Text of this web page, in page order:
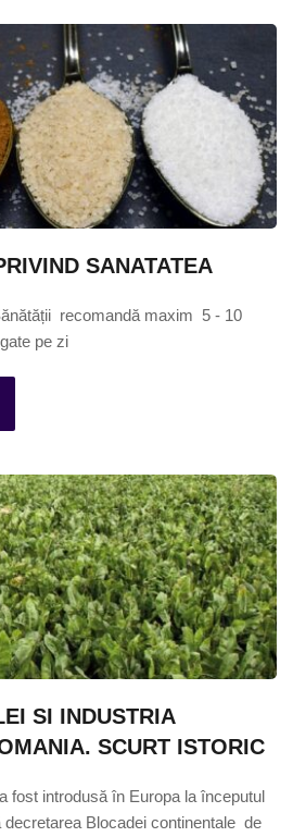
SANATATEA
recomandă maxim  5 - 10
pe zi
SI INDUSTRIA
SCURT ISTORIC
Blocadei continentale  de